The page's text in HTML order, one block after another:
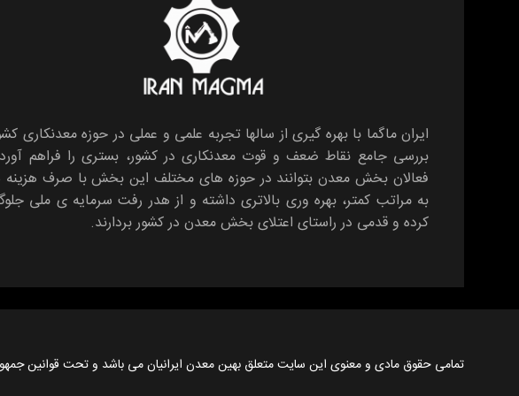
ایران ماگما با بهره گیری از سالها تجربه علمی و عملی در حوزه معدنکاری
بررسی جامع نقاط ضعف و قوت معدنکاری در کشور، بستری را فراهم
فعالان بخش معدن بتوانند در حوزه های مختلف این بخش با صرف
به مراتب کمتر، بهره وری بالاتری داشته و از هدر رفت سرمایه ی ملی
کرده و قدمی در راستای اعتلای بخش معدن در کشور بردارند.
تمامی حقوق مادی و معنوی این سایت متعلق بهین معدن ایرانیان می باشد و تحت قوانین